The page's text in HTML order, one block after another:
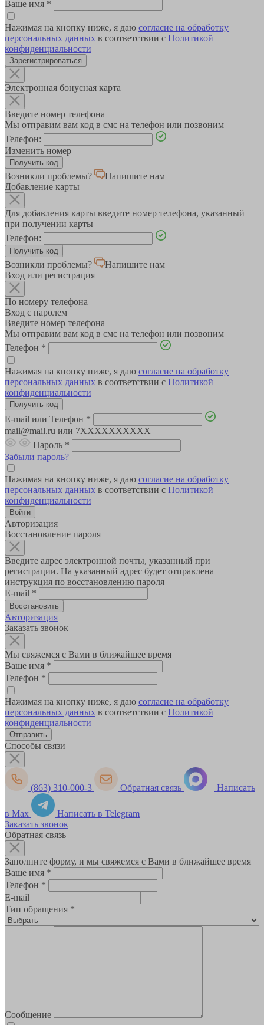
Ваше имя *
Нажимая на кнопку ниже, я даю согласие на обработку
персональных данных в соответствии с Политикой
конфиденциальности
Зарегистрироваться
Электронная бонусная карта
Введите номер телефона
Мы отправим вам код в смс на телефон или позвоним
Телефон:
Изменить номер
Возникли проблемы?
Напишите нам
Добавление карты
Для добавления карты введите номер телефона, указанный
при получении карты
Телефон:
Возникли проблемы?
Напишите нам
Вход или регистрация
По номеру телефона
Вход с паролем
Введите номер телефона
Мы отправим вам код в смс на телефон или позвоним
Телефон *
Нажимая на кнопку ниже, я даю согласие на обработку
персональных данных в соответствии с Политикой
конфиденциальности
E-mail или Телефон *
mail@mail.ru или 7XXXXXXXXXX
Пароль *
Забыли пароль?
Нажимая на кнопку ниже, я даю согласие на обработку
персональных данных в соответствии с Политикой
конфиденциальности
Авторизация
Восстановление пароля
Введите адрес электронной почты, указанный при
регистрации. На указанный адрес будет отправлена
инструкция по восстановлению пароля
E-mail *
Авторизация
Заказать звонок
Мы свяжемся с Вами в ближайшее время
Ваше имя *
Телефон *
Нажимая на кнопку ниже, я даю согласие на обработку
персональных данных в соответствии с Политикой
конфиденциальности
Способы связи
(863) 310-000-3 Обратная связь Написать
в Max
Написать в Telegram
Заказать звонок
Обратная связь
Заполните форму, и мы свяжемся с Вами в ближайшее время
Ваше имя *
Телефон *
E-mail
Тип обращения *
Сообщение